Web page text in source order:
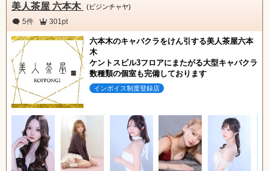
美人茶屋 六本木 (ビジンチャヤ)
5件 301pt
六本木のキャバクラをけん引する美人茶屋六本
木
ケントスビル3フロアにまたがる大型キャバクラ
数種類の個室も完備しております
インボイス制度登録店